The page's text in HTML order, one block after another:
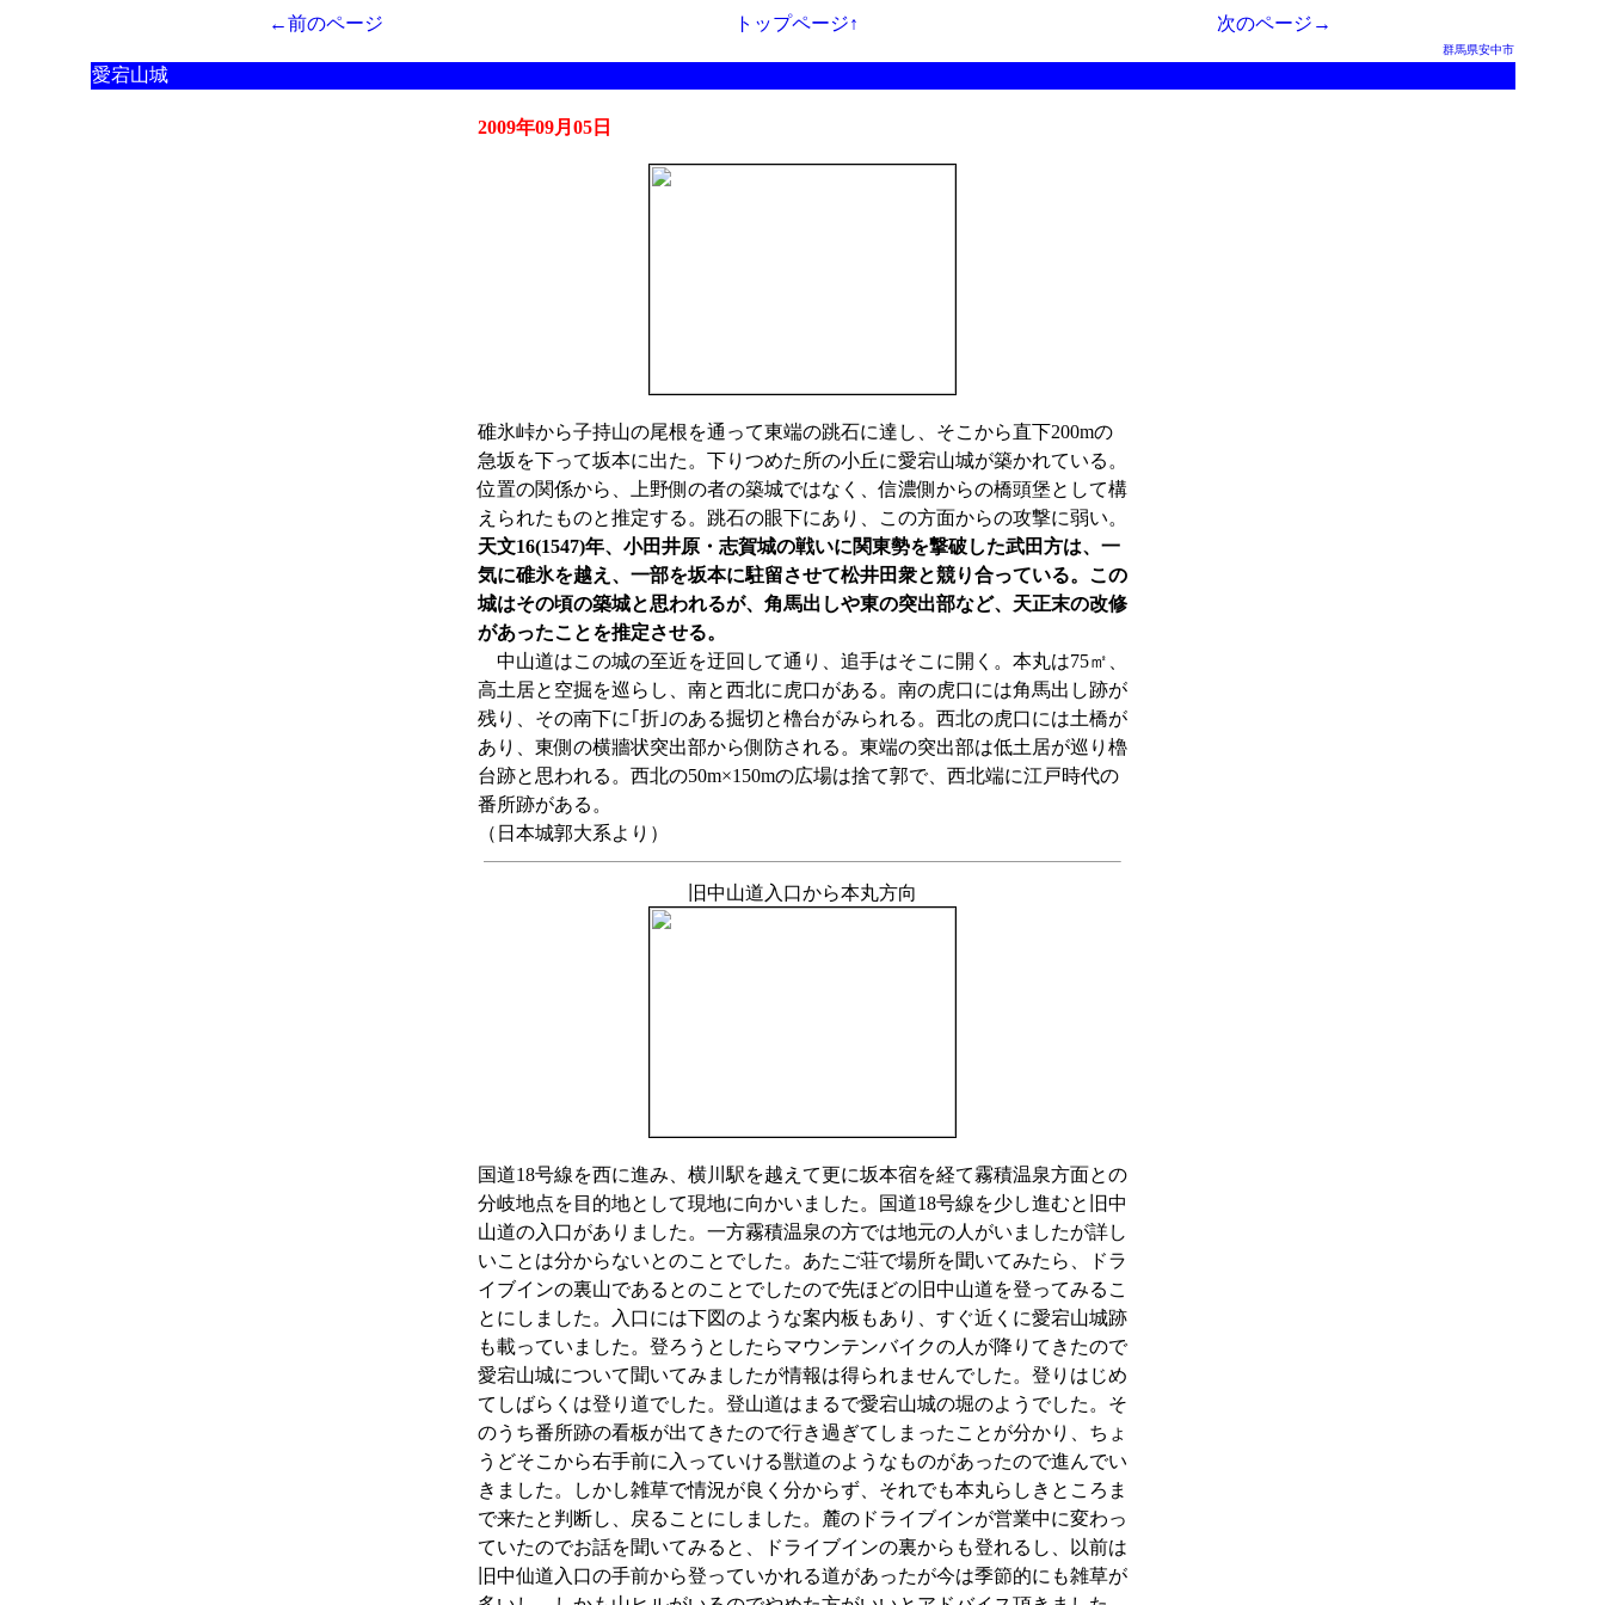
←前のページ トップページ↑ 次のページ→
群馬県安中市
愛宕山城
2009年09月05日
碓氷峠から子持山の尾根を通って東端の跳石に達し、そこから直下200mの
急坂を下って坂本に出た。下りつめた所の小丘に愛宕山城が築かれている。
位置の関係から、上野側の者の築城ではなく、信濃側からの橋頭堡として構
えられたものと推定する。跳石の眼下にあり、この方面からの攻撃に弱い。
天文16(1547)年、小田井原・志賀城の戦いに関東勢を撃破した武田方は、一
気に碓氷を越え、一部を坂本に駐留させて松井田衆と競り合っている。この
城はその頃の築城と思われるが、角馬出しや東の突出部など、天正末の改修
があったことを推定させる。
中山道はこの城の至近を迂回して通り、追手はそこに開く。本丸は75㎡、
高土居と空掘を巡らし、南と西北に虎口がある。南の虎口には角馬出し跡が
残り、その南下に｢折｣のある掘切と櫓台がみられる。西北の虎口には土橋が
あり、東側の横牆状突出部から側防される。東端の突出部は低土居が巡り櫓
台跡と思われる。西北の50m×150mの広場は捨て郭で、西北端に江戸時代の
番所跡がある。
（日本城郭大系より）
旧中山道入口から本丸方向
国道18号線を西に進み、横川駅を越えて更に坂本宿を経て霧積温泉方面との
分岐地点を目的地として現地に向かいました。国道18号線を少し進むと旧中
山道の入口がありました。一方霧積温泉の方では地元の人がいましたが詳し
いことは分からないとのことでした。あたご荘で場所を聞いてみたら、ドラ
イブインの裏山であるとのことでしたので先ほどの旧中山道を登ってみるこ
とにしました。入口には下図のような案内板もあり、すぐ近くに愛宕山城跡
も載っていました。登ろうとしたらマウンテンバイクの人が降りてきたので
愛宕山城について聞いてみましたが情報は得られませんでした。登りはじめ
てしばらくは登り道でした。登山道はまるで愛宕山城の堀のようでした。そ
のうち番所跡の看板が出てきたので行き過ぎてしまったことが分かり、ちょ
うどそこから右手前に入っていける獣道のようなものがあったので進んでい
きました。しかし雑草で情況が良く分からず、それでも本丸らしきところま
で来たと判断し、戻ることにしました。麓のドライブインが営業中に変わっ
ていたのでお話を聞いてみると、ドライブインの裏からも登れるし、以前は
旧中仙道入口の手前から登っていかれる道があったが今は季節的にも雑草が